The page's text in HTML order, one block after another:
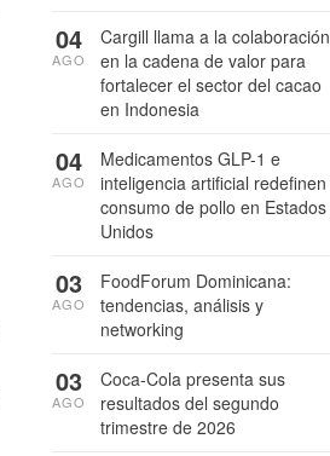
Cargill llama a la colaboración
en la cadena de valor para
fortalecer el sector del cacao
en Indonesia
04
AGO
Medicamentos GLP-1 e
inteligencia artificial redefinen
consumo de pollo en Estados
Unidos
04
AGO
FoodForum Dominicana:
tendencias, análisis y
networking
03
AGO
Coca-Cola presenta sus
resultados del segundo
trimestre de 2026
03
AGO